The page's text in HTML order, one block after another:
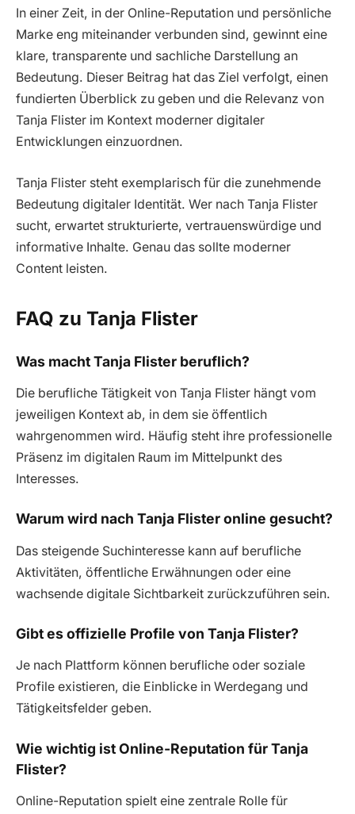
In einer Zeit, in der Online-Reputation und persönliche
Marke eng miteinander verbunden sind, gewinnt eine
klare, transparente und sachliche Darstellung an
Bedeutung. Dieser Beitrag hat das Ziel verfolgt, einen
fundierten Überblick zu geben und die Relevanz von
Tanja Flister im Kontext moderner digitaler
Entwicklungen einzuordnen.
Tanja Flister steht exemplarisch für die zunehmende
Bedeutung digitaler Identität. Wer nach Tanja Flister
sucht, erwartet strukturierte, vertrauenswürdige und
informative Inhalte. Genau das sollte moderner
Content leisten.
FAQ zu Tanja Flister
Was macht Tanja Flister beruflich?
Die berufliche Tätigkeit von Tanja Flister hängt vom
jeweiligen Kontext ab, in dem sie öffentlich
wahrgenommen wird. Häufig steht ihre professionelle
Präsenz im digitalen Raum im Mittelpunkt des
Interesses.
Warum wird nach Tanja Flister online gesucht?
Das steigende Suchinteresse kann auf berufliche
Aktivitäten, öffentliche Erwähnungen oder eine
wachsende digitale Sichtbarkeit zurückzuführen sein.
Gibt es offizielle Profile von Tanja Flister?
Je nach Plattform können berufliche oder soziale
Profile existieren, die Einblicke in Werdegang und
Tätigkeitsfelder geben.
Wie wichtig ist Online-Reputation für Tanja
Flister?
Online-Reputation spielt eine zentrale Rolle für